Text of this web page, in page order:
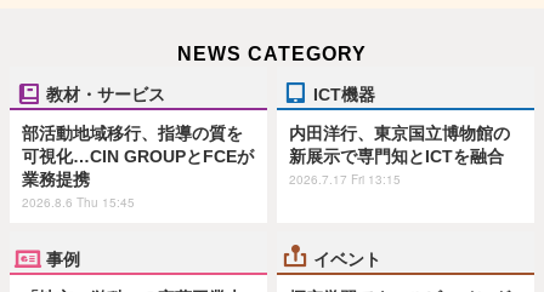
NEWS CATEGORY
教材・サービス
部活動地域移行、指導の質を
可視化…CIN GROUPとFCEが
業務提携
2026.8.6 Thu 15:45
ICT機器
内田洋行、東京国立博物館の
新展示で専門知とICTを融合
2026.7.17 Fri 13:15
事例 イベント